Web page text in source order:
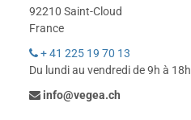
92210 Saint-Cloud
France
+ 41 225 19 70 13
Du lundi au vendredi de 9h à 18h
info@vegea.ch